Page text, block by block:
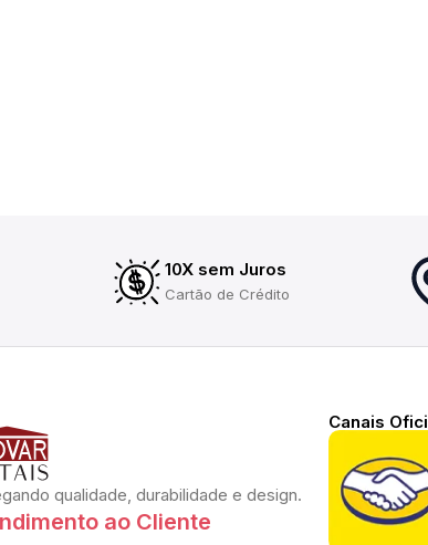
10X sem Juros
Cartão de Crédito
qualidade, durabilidade e design.
ao Cliente
Canais